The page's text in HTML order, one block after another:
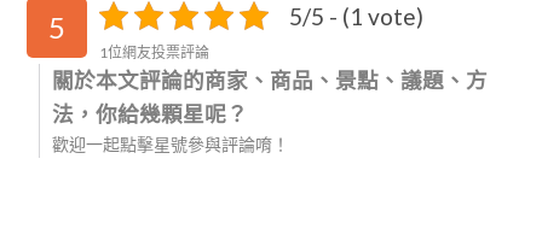
5 5/5 - (1 vote)
1位網友投票評論
關於本文評論的商家、商品、景點、議題、方
法，你給幾顆星呢？
歡迎一起點擊星號參與評論唷！